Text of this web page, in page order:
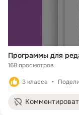
168 просмотров
3 класса